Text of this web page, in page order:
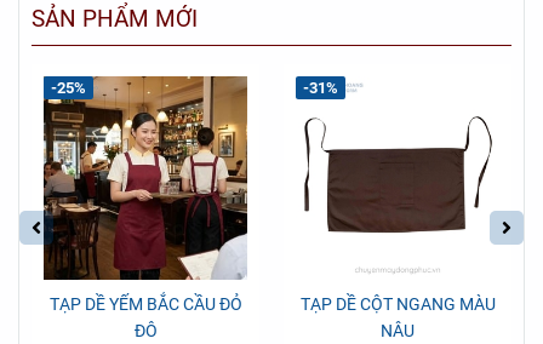
SẢN PHẨM MỚI
TẠP DỀ YẾM BẮC CẦU ĐỎ
ĐÔ
-25%
TẠP DỀ CỘT NGANG MÀU
NÂU
-31%